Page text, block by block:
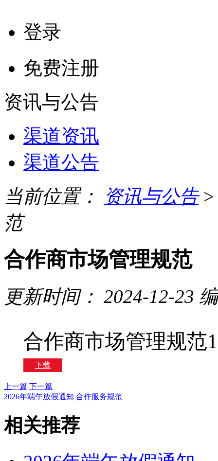
登录
免费注册
资讯与公告
渠道资讯
渠道公告
当前位置：
资讯与公告
范
合作商市场管理规范
更新时间： 2024-12-23
合作商市场管理规范
下载
上一篇 下一篇
2026年端午放假通知 合作服务规范
相关推荐